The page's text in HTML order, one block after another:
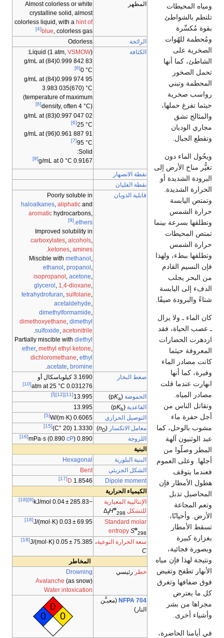
المظهر
Almost colorless or white
crystalline solid, almost
colorless liquid, with a hint of
blue, colorless gas
[4]
الرائحة
Odorless
الكثافة
Liquid (1 atm, VSMOW):
0.999 842 83
(84) g/mL
at
0 °C
[6]
0.999 974 95
(84) g/mL
at
3.983 035(670) °C
(temperature of maximum
density, often 4 °C)
[6]
0.997 047 02
(83) g/mL
at
25 °C
[6]
0.961 887 91
(96) g/mL
at
95 °C
[7]
Solid:
0.9167 g/mL at 0 °C
[8]
نقطة الانصهار
نقطة الغليان
قابلية الذوبان
Poorly soluble in
haloalkanes, aliphatic and
aromatic hydrocarbons,
ethers
.
[9]
Improved solubility in
carboxylates, alcohols,
ketones, amines
.
Miscible with methanol ,
ethanol , propanol ,
isopropanol , acetone,
glycerol , 1,4-dioxane,
tetrahydrofuran, sulfolane,
acetaldehyde,
dimethylformamide,
dimethoxyethane, dimethyl
sulfoxide, acetonitrile
.
Partially miscible with diethyl
ether, methyl ethyl ketone,
dichloromethane, ethyl
acetate, bromine
.
ضغط البخار
3.1690 كيلوباسكال أو
0.031276 atm at 25 °C
[10]
الحموضة (p
Ka
)
13.995
[11]
[12] [أ]
القاعدية (p
Kb
)
13.995
التوصيل الحراري
0.6065 W/(m·K)
[5]
معامل الانكسار (
nD
)
1.3330 (20 °C)
[15]
اللزوجة 0.890 mPa·s (0.890
cP)
[16]
البنية
البنية البلورية
Hexagonal
الشكل الجزيئي
Bent
Dipole moment
1.8546
D
[17]
الكيمياء الحرارية
الإنتالپية المعيارية
للتشكل
fHo
298
−285.83 ± 0.04 kJ/mol
[9]
[18]
Standard molar
entropy So
298
69.95 ± 0.03 J/(mol·K)
[18]
سعة الحرارة النوعية،
C
75.385 ± 0.05 J/(mol·K)
[18]
المخاطر
خطر رئيسي
Drowning
Avalanche (as snow)
Water intoxication
NFPA 704 (معيـَّن
النار)
0
0
0
ومياه المحيطات
تلتطم بالشواطئ
بقوة مُكسِّرة
ومُحطمة للهُوات
الصخرية على
الشاطئ، كما أنها
تحمل الصخور
المحطمة وتبني
رواسب صخرية
حيثما تفرغ حملها،
والمثالج تشق
مجاري الوديان
وتقطع الجبال.
ويحُول الماء دون
تغيُّر مناخ الأرض إلى
البرودة الشديدة أو
الحرارة الشديدة.
وتمتص اليابسة
حرارة الشمس
وتطلقها بسرعة بينما
تمتص المحيطات
حرارة الشمس
وتطلقها ببطء، ولهذا
فإن النسيم القادم
من البحر يجلب
الدفء إلى اليابسة
شتاءً والبرودة صيفًا.
كان الماء ـ ولا يزال
ـ عصب الحياة، فقد
ازدهرت الحضارات
المعروفة حيثما
كانت مصادر الماء
وفيرة، كما أنها
انهارت عندما قلت
مصادر المياه.
وتقاتل الناس من
أجل حفرة ماء
مشوب بالوحل، كما
عبد الوثنيون آلهة
المطر وصلّوا من
أجلها. وعلى العموم
فعندما يتوقف
هطول الأمطار فإن
المحاصيل تذبل
وتعم المجاعة
الأرض. وأحيانًا،
تسقط الأمطار
بغزارة كبيرة
وبصورة فجائية،
ونتيجة لهذا فإن مياه
الأنهار تطفح وتفيض
فوق ضفافها وتغرق
كل ما يعترض
مجراها من بشر
وأشياء أخرى.
في أيامنا الحاضرة،